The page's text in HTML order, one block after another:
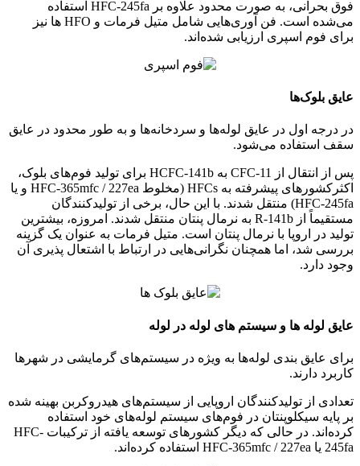
فوق بحرانی، به صورت محدود علاوه بر HFC-245fa استفاده
می‌شده است. فن آوری‌هایی شامل متیل فرمات و HFO ها نیز
برای فوم اسپری ارزیابی شده‌اند.
عایق بلوک‌ها
در درجه اول در عایق لوله‌ها و سردخانه‌ها و به طور محدود در عایق
سقف استفاده می‌شود.
پس از انتقال از CFC-11 به HCFC-141b برای تولید فوم‌های بلوک،
اکثرکشورهای پیشرفته به HFCs (مخلوط HFC-365mfc / 227ea و یا
HFC-245fa) منتقل شدند. با این حال، برخی از تولیدکنندگان
مستقیماً از R-141b به نرمال پنتان منتقل شدند. امروزه، بیشترین
تولید در اروپا با نرمال پنتان است. متیل فرمات به عنوان یک گزینه
بررسی شد، اما همچنان نگرانی‌هایی در ارتباط با اشتعال پذیری آن
وجود دارد.
عایق لوله ها و سیستم های لوله در لوله
برای عایق بندی لوله‌ها به ویژه در سیستم‌های گرمایشی در شهرها
کاربرد دارند.
تعدادی از تولیدکنندگان اروپایی از سیستم‌های هیدروکربن بهینه شده
بر پایه سیکلوپنتان در فوم‌های سیستم لوله‌های خود استفاده
کرده‌اند. در حالی که دیگر کشورهای توسعه یافته از ترکیبات HFC-
245fa یا HFC-365mfc / 227ea استفاده کرده‌اند.